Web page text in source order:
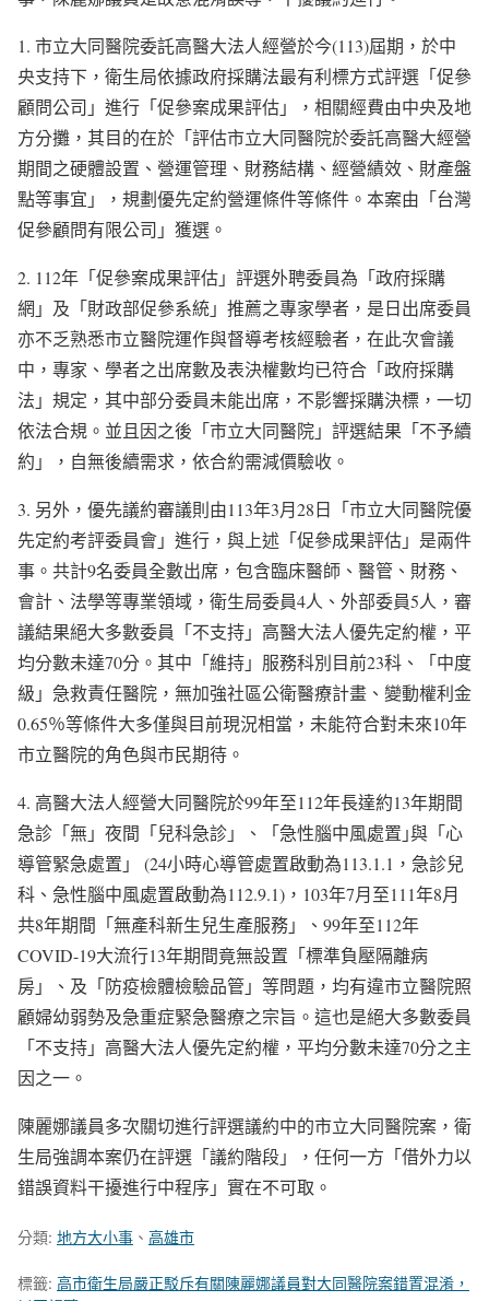
1. 市立大同醫院委託高醫大法人經營於今(113)屆期，於中
央支持下，衛生局依據政府採購法最有利標方式評選「促參
顧問公司」進行「促參案成果評估」，相關經費由中央及地
方分攤，其目的在於「評估市立大同醫院於委託高醫大經營
期間之硬體設置、營運管理、財務結構、經營績效、財產盤
點等事宜」，規劃優先定約營運條件等條件。本案由「台灣
促參顧問有限公司」獲選。
2. 112年「促參案成果評估」評選外聘委員為「政府採購
網」及「財政部促參系統」推薦之專家學者，是日出席委員
亦不乏熟悉市立醫院運作與督導考核經驗者，在此次會議
中，專家、學者之出席數及表決權數均已符合「政府採購
法」規定，其中部分委員未能出席，不影響採購決標，一切
依法合規。並且因之後「市立大同醫院」評選結果「不予續
約」，自無後續需求，依合約需減價驗收。
3. 另外，優先議約審議則由113年3月28日「市立大同醫院優
先定約考評委員會」進行，與上述「促參成果評估」是兩件
事。共計9名委員全數出席，包含臨床醫師、醫管、財務、
會計、法學等專業領域，衛生局委員4人、外部委員5人，審
議結果絕大多數委員「不支持」高醫大法人優先定約權，平
均分數未達70分。其中「維持」服務科別目前23科、「中度
級」急救責任醫院，無加強社區公衛醫療計畫、變動權利金
0.65％等條件大多僅與目前現況相當，未能符合對未來10年
市立醫院的角色與市民期待。
4. 高醫大法人經營大同醫院於99年至112年長達約13年期間
急診「無」夜間「兒科急診」、「急性腦中風處置｣與「心
導管緊急處置」 (24小時心導管處置啟動為113.1.1，急診兒
科、急性腦中風處置啟動為112.9.1)，103年7月至111年8月
共8年期間「無產科新生兒生產服務」、99年至112年
COVID-19大流行13年期間竟無設置「標準負壓隔離病
房」、及「防疫檢體檢驗品管」等問題，均有違市立醫院照
顧婦幼弱勢及急重症緊急醫療之宗旨。這也是絕大多數委員
「不支持」高醫大法人優先定約權，平均分數未達70分之主
因之一。
陳麗娜議員多次關切進行評選議約中的市立大同醫院案，衛
生局強調本案仍在評選「議約階段」，任何一方「借外力以
錯誤資料干擾進行中程序」實在不可取。
分類: 地方大小事 、 高雄市
標籤: 高市衛生局嚴正駁斥有關陳麗娜議員對大同醫院案錯置混淆，